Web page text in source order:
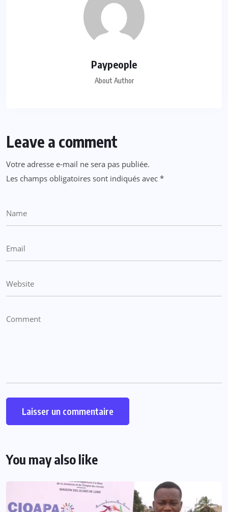
Paypeople
About Author
Leave a comment
Votre adresse e-mail ne sera pas publiée.
Les champs obligatoires sont indiqués avec *
You may also like